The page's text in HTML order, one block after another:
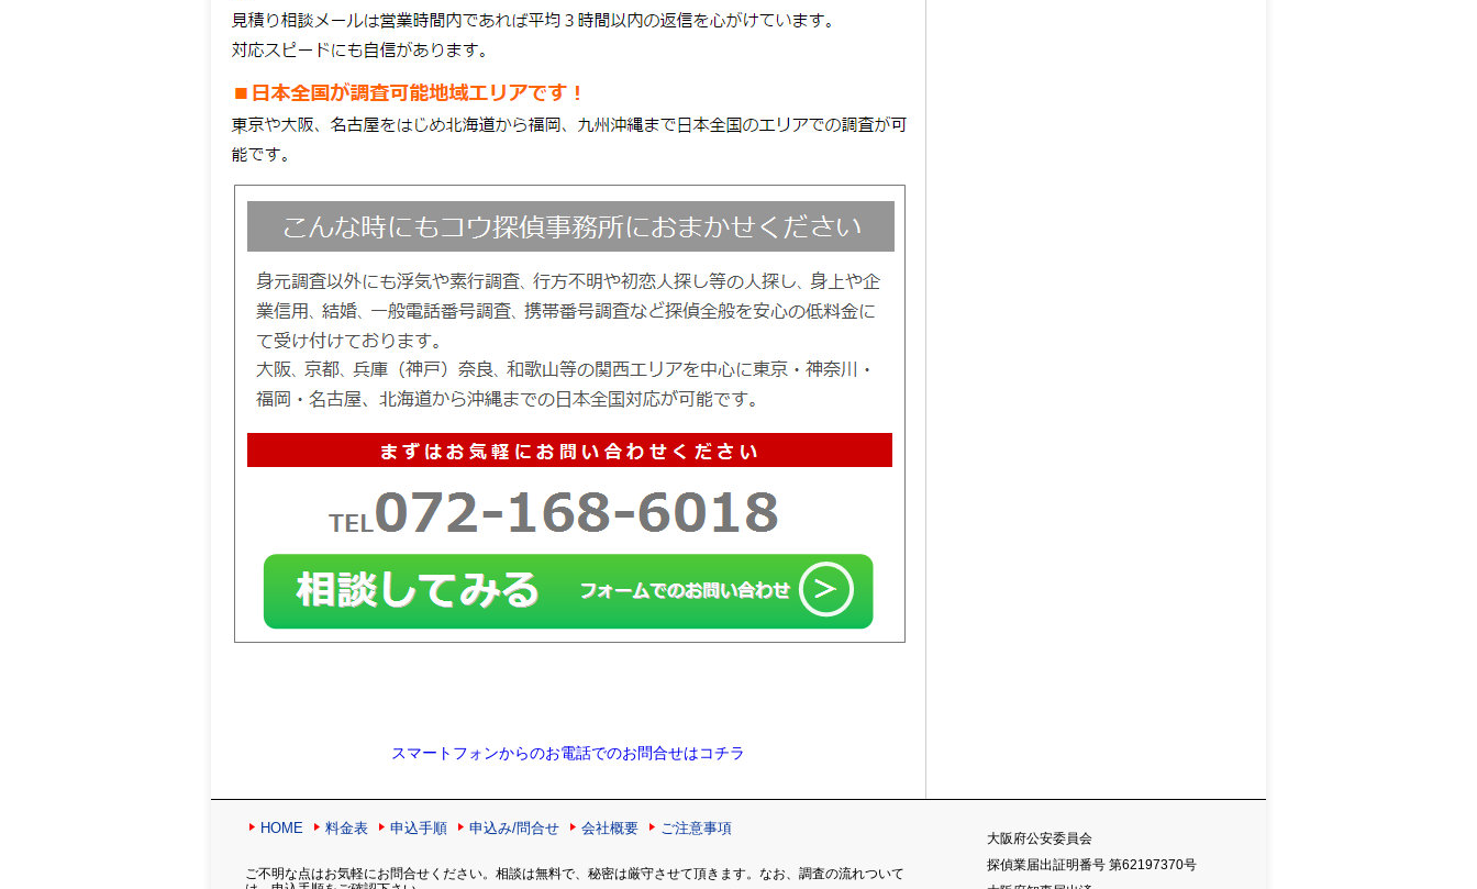
スマートフォンからのお電話でのお問合せはコチラ
HOME 料金表 申込手順 申込み/問合せ 会社概要 ご注意事項
ご不明な点はお気軽にお問合せください。相談は無料で、秘密は厳守させて頂きます。なお、調査の流れついて
大阪府公安委員会
探偵業届出証明番号 第62197370号